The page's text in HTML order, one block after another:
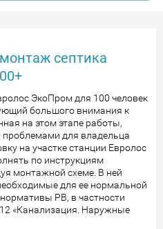
септика
ЭкоПром для 100 человек
большого внимания к
на этом этапе работы,
для владельца
на участке станции Евролос
по инструкциям
монтажной схеме. В ней
для ее нормальной
РВ, в частности
«Канализация. Наружные